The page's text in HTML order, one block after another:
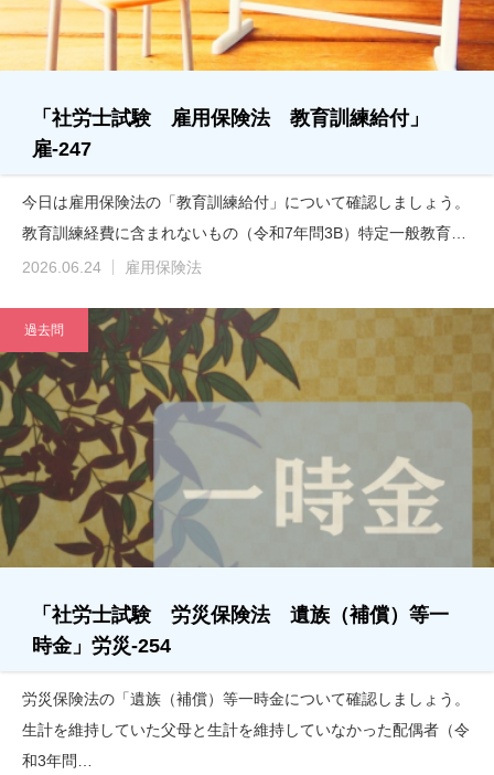
「社労士試験 雇用保険法 教育訓練給付」
雇-247
今日は雇用保険法の「教育訓練給付」について確認しましょう。
教育訓練経費に含まれないもの（令和7年問3B）特定一般教育…
2026.06.24
雇用保険法
過去問
「社労士試験 労災保険法 遺族（補償）等一
時金」労災-254
労災保険法の「遺族（補償）等一時金について確認しましょう。
生計を維持していた父母と生計を維持していなかった配偶者（令
和3年問…